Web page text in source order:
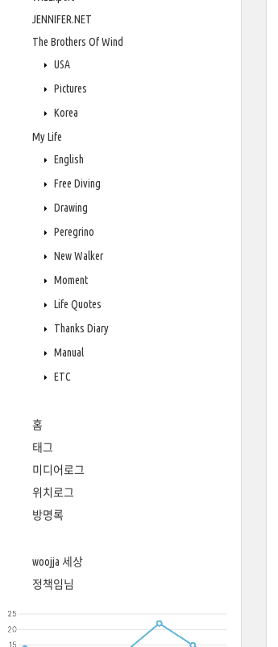
JENNIFER.NET
The Brothers Of Wind
USA
Pictures
Korea
My Life
English
Free Diving
Drawing
Peregrino
New Walker
Moment
Life Quotes
Thanks Diary
Manual
ETC
홈
태그
미디어로그
위치로그
방명록
woojja 세상
정책임님